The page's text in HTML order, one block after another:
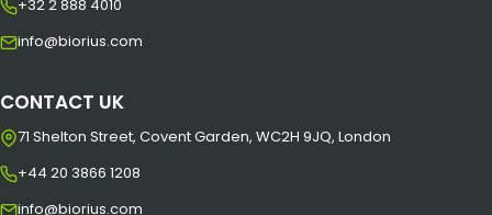
+32 2 888 4010
info@biorius.com
CONTACT UK
71 Shelton Street, Covent Garden, WC2H 9JQ, London
+44 20 3866 1208
info@biorius.com